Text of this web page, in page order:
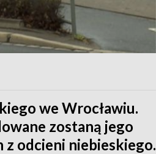
we Wrocławiu.
zostaną jego
z odcieni niebieskiego.